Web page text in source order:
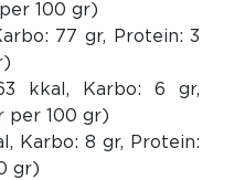
100 gr)
77 gr, Protein: 3
kkal, Karbo: 6 gr,
per 100 gr)
Karbo: 8 gr, Protein:
gr)